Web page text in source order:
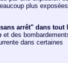
plus
arrêt" dans tout
et des
dans certaines